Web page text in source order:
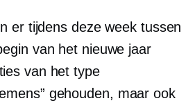
er tijdens deze week tussen
van het nieuwe jaar
van het type
gehouden, maar ook